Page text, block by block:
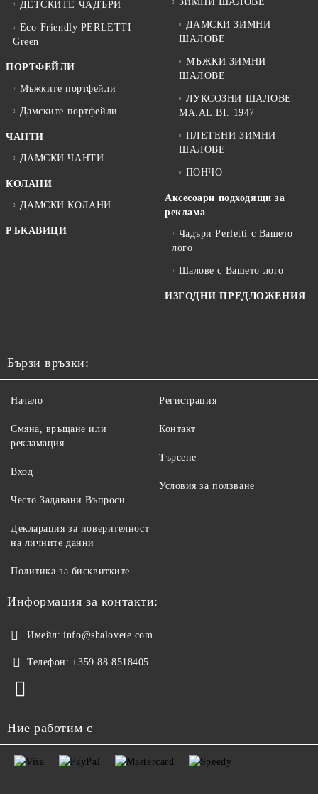
ДЕТСКИТЕ ЧАДЪРИ
Eco-Friendly PERLETTI
Green
ПОРТФЕЙЛИ
Мъжките портфейли
Дамските портфейли
ЧАНТИ
ДАМСКИ ЧАНТИ
КОЛАНИ
ДАМСКИ КОЛАНИ
РЪКАВИЦИ
ДАМСКИ ЗИМНИ
ШАЛОВЕ
МЪЖКИ ЗИМНИ
ШАЛОВЕ
ЛУКСОЗНИ ШАЛОВЕ
MA.AL.BI. 1947
ПЛЕТЕНИ ЗИМНИ
ШАЛОВЕ
ПОНЧО
Аксесоари подходящи за
реклама
Чадъри Perletti с Вашето
лого
Шалове с Вашето лого
ИЗГОДНИ ПРЕДЛОЖЕНИЯ
Бързи връзки:
Начало
Смяна, връщане или
рекламация
Вход
Често Задавани Въпроси
Регистрация
Контакт
Търсене
Условия за ползване
Декларация за поверителност
на личните данни
Политика за бисквитките
Информация за контакти:
Имейл: info@shalovete.com
Телефон: +359 88 8518405
Ние работим с